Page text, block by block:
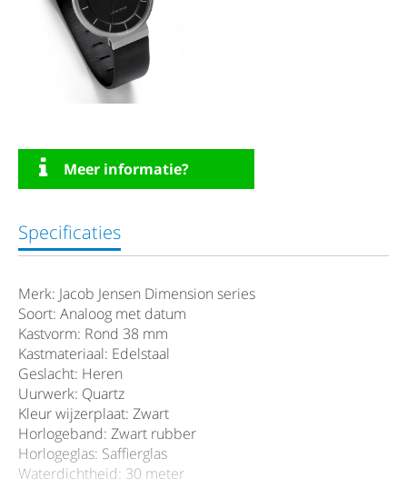
Meer informatie?
Specificaties
Merk: Jacob Jensen Dimension series
Soort: Analoog met datum
Kastvorm: Rond 38 mm
Kastmateriaal: Edelstaal
Geslacht: Heren
Uurwerk: Quartz
Kleur wijzerplaat: Zwart
Horlogeband: Zwart rubber
Horlogeglas: Saffierglas
Waterdichtheid: 30 meter